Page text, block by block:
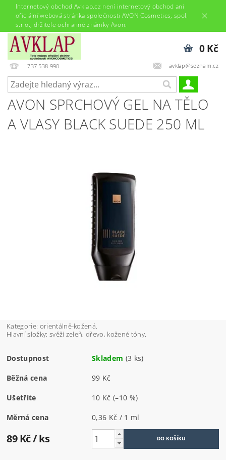
Internetový obchod Avklap.cz není internetový obchod ani
oficiální webová stránka společnosti AVON Cosmetics, spol.
s.r.o., držitele ochranné známky Avon.
737 538 990 avklap@seznam.cz
0 Kč
AVON SPRCHOVÝ GEL NA TĚLO
A VLASY BLACK SUEDE 250 ML
Kategorie: orientálně-kožená.
Hlavní složky: svěží zeleň, dřevo, kožené tóny.
Dostupnost Skladem (3 ks)
Běžná cena 99 Kč
Ušetříte 10 Kč(–10 %)
Měrná cena 0,36 Kč / 1 ml
89 Kč/ ks